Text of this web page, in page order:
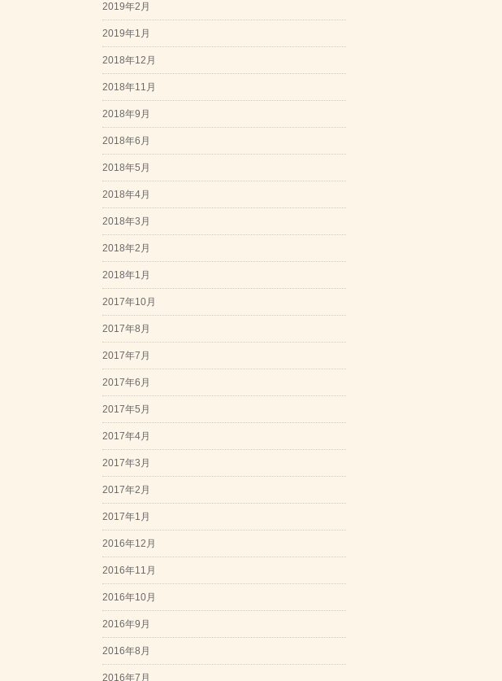
2019年2月
2019年1月
2018年12月
2018年11月
2018年9月
2018年6月
2018年5月
2018年4月
2018年3月
2018年2月
2018年1月
2017年10月
2017年8月
2017年7月
2017年6月
2017年5月
2017年4月
2017年3月
2017年2月
2017年1月
2016年12月
2016年11月
2016年10月
2016年9月
2016年8月
2016年7月